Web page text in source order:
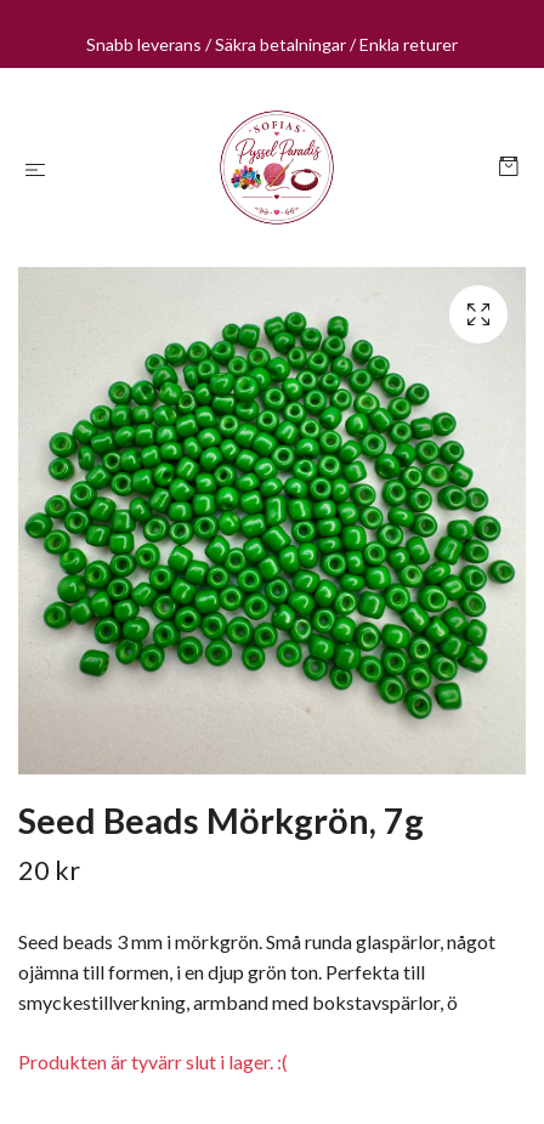
Snabb leverans / Säkra betalningar / Enkla returer
Seed Beads Mörkgrön, 7g
20 kr
Seed beads 3 mm i mörkgrön. Små runda glaspärlor, något
ojämna till formen, i en djup grön ton. Perfekta till
smyckestillverkning, armband med bokstavspärlor, ö
Produkten är tyvärr slut i lager. :(